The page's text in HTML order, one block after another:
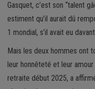
Gasquet, c’est son “talent
estiment qu’il aurait dû
1 mondial, s’il avait eu
Mais les deux hommes ont
leur honnêteté et leur amour
retraite début 2025, a